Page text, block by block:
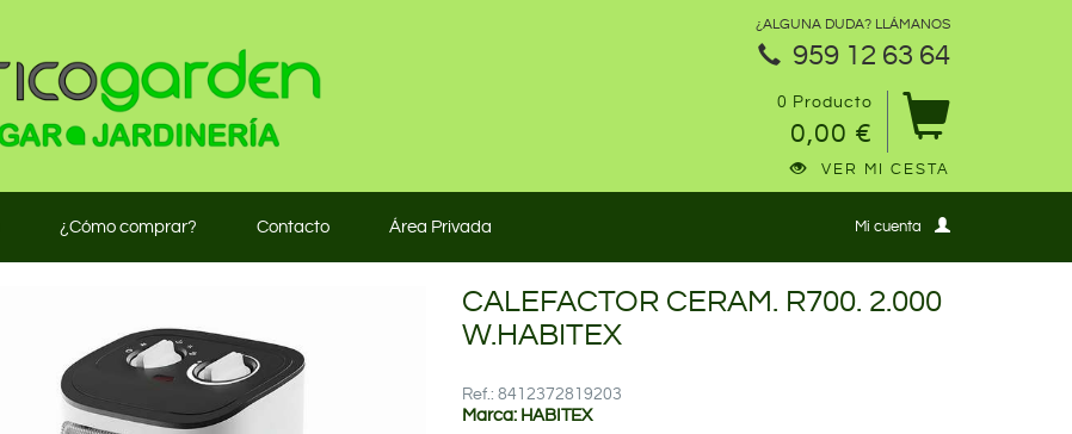
¿ALGUNA DUDA? LLÁMANOS
959 12 63 64
0 Producto
0,00 €
VER MI CESTA
¿Cómo comprar? Contacto Área Privada Mi cuenta
CALEFACTOR CERAM. R700. 2.000
W.HABITEX
Ref.: 8412372819203
Marca: HABITEX